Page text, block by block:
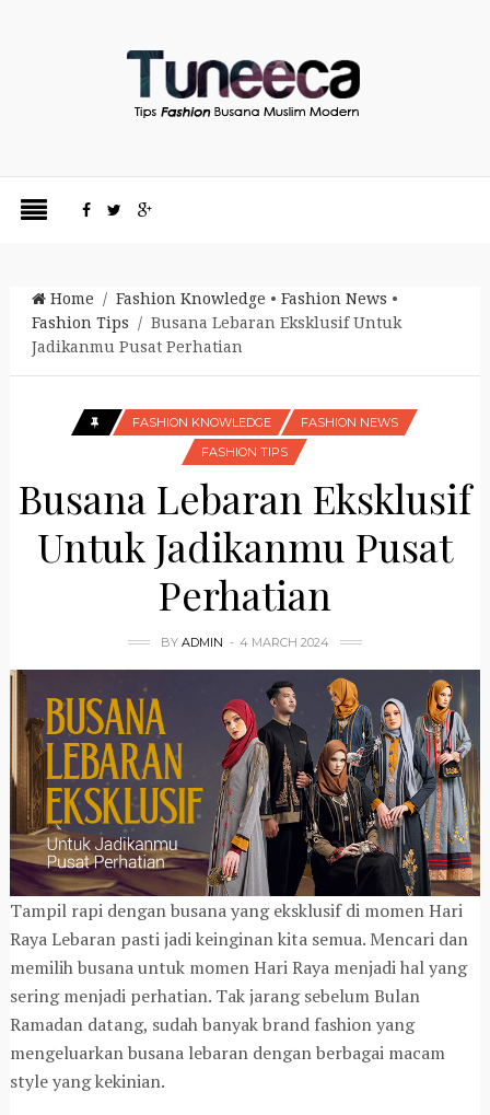
Home / Fashion Knowledge • Fashion News •
Fashion Tips / Busana Lebaran Eksklusif Untuk
Jadikanmu Pusat Perhatian
FASHION KNOWLEDGE
FASHION NEWS
FASHION TIPS
Busana Lebaran Eksklusif
Untuk Jadikanmu Pusat
Perhatian
BY ADMIN 4 MARCH 2024
Tampil rapi dengan busana yang eksklusif di momen Hari
Raya Lebaran pasti jadi keinginan kita semua. Mencari dan
memilih busana untuk momen Hari Raya menjadi hal yang
sering menjadi perhatian. Tak jarang sebelum Bulan
Ramadan datang, sudah banyak brand fashion yang
mengeluarkan busana lebaran dengan berbagai macam
style yang kekinian.